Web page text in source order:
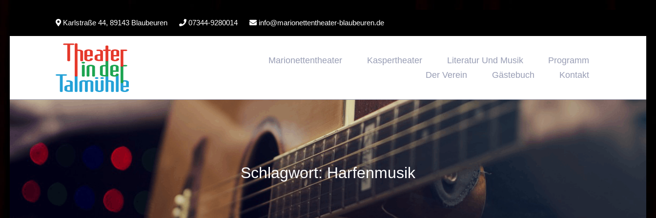
Karlstraße 44, 89143 Blaubeuren 07344-9280014 info@marionettentheater-blaubeuren.de
Marionettentheater Kaspertheater Literatur Und Musik
Programm
Der Verein
Gästebuch Kontakt
Schlagwort:Harfenmusik